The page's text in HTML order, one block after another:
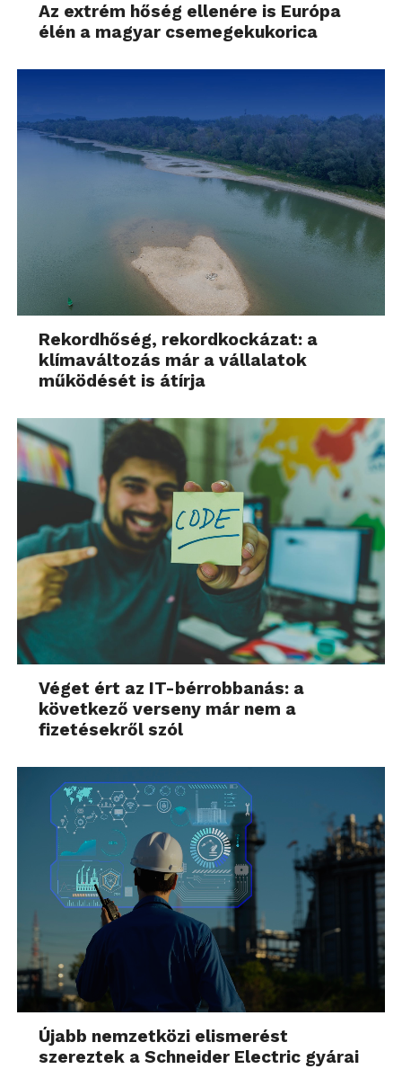
Az extrém hőség ellenére is Európa
élén a magyar csemegekukorica
Rekordhőség, rekordkockázat: a
klímaváltozás már a vállalatok
működését is átírja
Véget ért az IT-bérrobbanás: a
következő verseny már nem a
fizetésekről szól
Újabb nemzetközi elismerést
szereztek a Schneider Electric gyárai